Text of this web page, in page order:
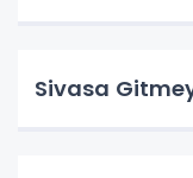
Sivasa